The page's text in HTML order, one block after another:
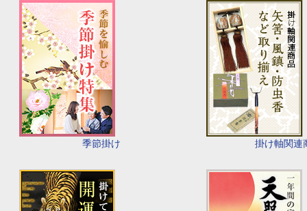
季節掛け 掛け軸関連